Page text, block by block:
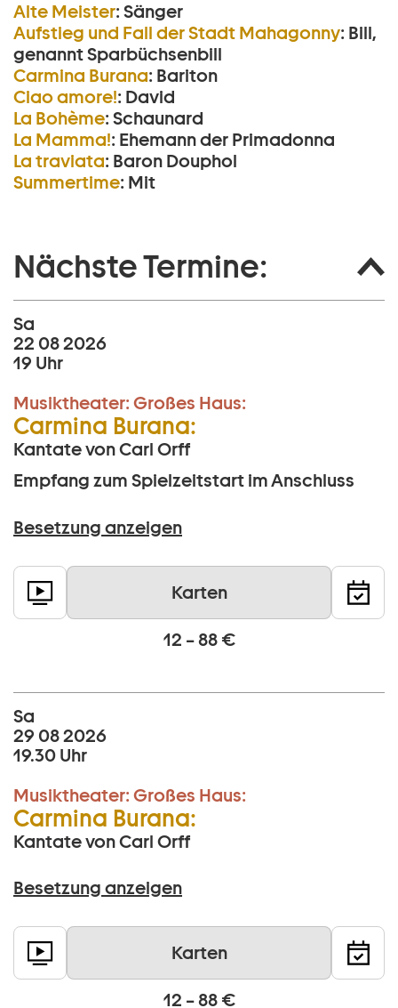
Alte Meister: Sänger
Aufstieg und Fall der Stadt Mahagonny: Bill,
genannt Sparbüchsenbill
Carmina Burana: Bariton
Ciao amore!: David
La Bohème: Schaunard
La Mamma!: Ehemann der Primadonna
La traviata: Baron Douphol
Summertime: Mit
Nächste Termine:
Sa
22 08 2026
19 Uhr
Musiktheater: Großes Haus:
Carmina Burana:
Kantate von Carl Orff
Empfang zum Spielzeitstart im Anschluss
Besetzung anzeigen
Karten
12 – 88 €
Sa
29 08 2026
19.30 Uhr
Musiktheater: Großes Haus:
Carmina Burana:
Kantate von Carl Orff
Besetzung anzeigen
Karten
12 – 88 €